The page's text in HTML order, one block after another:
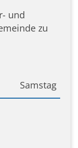
und
zu
Samstag